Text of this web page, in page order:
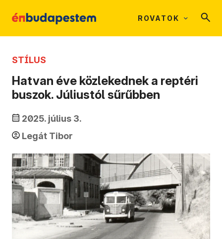
ROVATOK
STÍLUS
Hatvan éve közlekednek a reptéri
buszok. Júliustól sűrűbben
2025. július 3.
Legát Tibor